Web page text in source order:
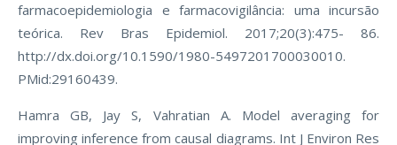
farmacoepidemiologia e farmacovigilância: uma incursão
teórica. Rev Bras Epidemiol. 2017;20(3):475- 86.
http://dx.doi.org/10.1590/1980-5497201700030010.
PMid:29160439.
Hamra GB, Jay S, Vahratian A. Model averaging for
improving inference from causal diagrams. Int J Environ Res